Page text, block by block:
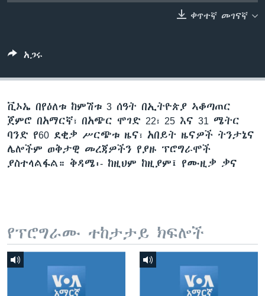
ቀጥተኛ መገናኛ
አጋሩ
ቪኦኤ በየዕለቱ ከምሽቱ 3 ሰዓት በኢትዮጵያ ኣቆጣጠር
ጀምሮ በአማርኛ፣ በአጭር ሞገድ 22፣ 25 እና 31 ሜትር
ባንድ የ60 ደቂቃ ሥርጭቱ ዜና፣ አበይት ዜናዎች ትንታኔና
ሌሎችም ወቅታዊ መረጃዎችን የያዙ ፕሮግራሞች
ያስተላልፋል። ቅዳሜ፡- ከዚህም ከዚያም፤ የሙዚቃ ቃና
የፕሮግራሙ ተከታታይ ክፍሎች